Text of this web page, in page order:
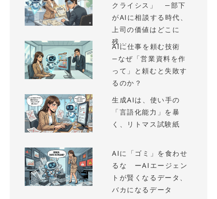
クライシス」 —部下
がAIに相談する時代、
上司の価値はどこに
残...
AIに仕事を頼む技術
—なぜ「営業資料を作
って」と頼むと失敗す
るのか？
生成AIは、使い手の
「言語化能力」を暴
く、リトマス試験紙
AIに「ゴミ」を食わせ
るな ーAIエージェン
トが賢くなるデータ、
バカになるデータ